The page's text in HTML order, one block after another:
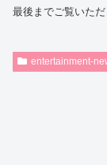
最後までご覧いただ
entertainment-